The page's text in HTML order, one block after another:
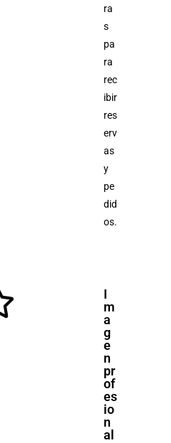
ra
s
pa
ra
rec
ibir
res
erv
as
y
pe
did
os.
I
m
a
g
e
n
pr
of
es
io
n
al